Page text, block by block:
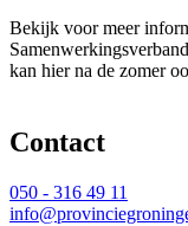
Bekijk voor meer
kan hier na de zomer
Contact
050 - 316 49 11